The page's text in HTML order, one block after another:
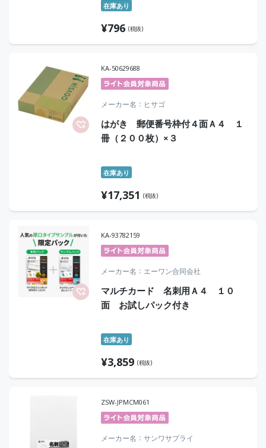
在庫あり
¥796 (税抜)
KA-50629688
メーカー名 ヒサゴ
はがき 郵便番号枠付４面Ａ４ １
冊（２００枚）×３
在庫あり
¥17,351 (税抜)
KA-93782159
メーカー名 エーワン合同会社
マルチカード 名刺用Ａ４ １０
面 お試しパック付き
在庫あり
¥3,859 (税抜)
ZSW-JPMCM061
メーカー名 サンワサプライ